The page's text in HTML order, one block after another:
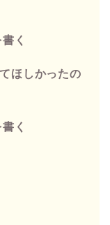
く
ほしかったの
く